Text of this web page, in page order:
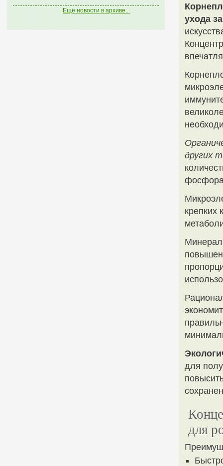
Ещё новости в архиве...
ухода
других
крепких
для
для